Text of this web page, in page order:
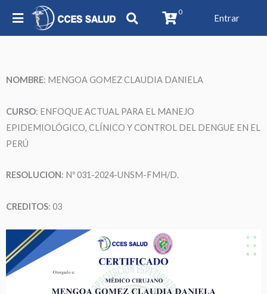
0
Entrar
NOMBRE: MENGOA GOMEZ CLAUDIA DANIELA
CURSO: ENFOQUE ACTUAL PARA EL MANEJO
EPIDEMIOLÓGICO, CLÍNICO Y CONTROL DEL DENGUE EN EL
PERÚ
RESOLUCION: Nº 031-2024-UNSM-FMH/D.
CREDITOS: 03